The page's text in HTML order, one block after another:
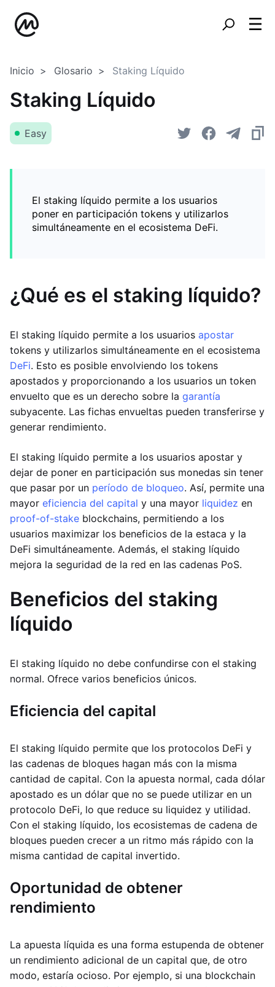
Inicio Glosario Staking Líquido
Staking Líquido
Easy
El staking líquido permite a los usuarios
poner en participación tokens y utilizarlos
simultáneamente en el ecosistema DeFi.
¿Qué es el staking líquido?
El staking líquido permite a los usuarios apostar
tokens y utilizarlos simultáneamente en el ecosistema
DeFi. Esto es posible envolviendo los tokens
apostados y proporcionando a los usuarios un token
envuelto que es un derecho sobre la garantía
subyacente. Las fichas envueltas pueden transferirse y
generar rendimiento.
El staking líquido permite a los usuarios apostar y
dejar de poner en participación sus monedas sin tener
que pasar por un período de bloqueo. Así, permite una
mayor eficiencia del capital y una mayor liquidez en
proof-of-stake blockchains, permitiendo a los
usuarios maximizar los beneficios de la estaca y la
DeFi simultáneamente. Además, el staking líquido
mejora la seguridad de la red en las cadenas PoS.
Beneficios del staking
líquido
El staking líquido no debe confundirse con el staking
normal. Ofrece varios beneficios únicos.
Eficiencia del capital
El staking líquido permite que los protocolos DeFi y
las cadenas de bloques hagan más con la misma
cantidad de capital. Con la apuesta normal, cada dólar
apostado es un dólar que no se puede utilizar en un
protocolo DeFi, lo que reduce su liquidez y utilidad.
Con el staking líquido, los ecosistemas de cadena de
bloques pueden crecer a un ritmo más rápido con la
misma cantidad de capital invertido.
Oportunidad de obtener
rendimiento
La apuesta líquida es una forma estupenda de obtener
un rendimiento adicional de un capital que, de otro
modo, estaría ocioso. Por ejemplo, si una blockchain